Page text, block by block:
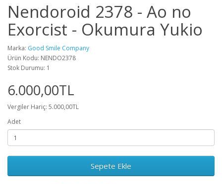
Nendoroid 2378 - Ao no
Exorcist - Okumura Yukio
Marka: Good Smile Company
Ürün Kodu: NENDO2378
Stok Durumu: 1
6.000,00TL
Vergiler Hariç: 5.000,00TL
Adet
Sepete Ekle